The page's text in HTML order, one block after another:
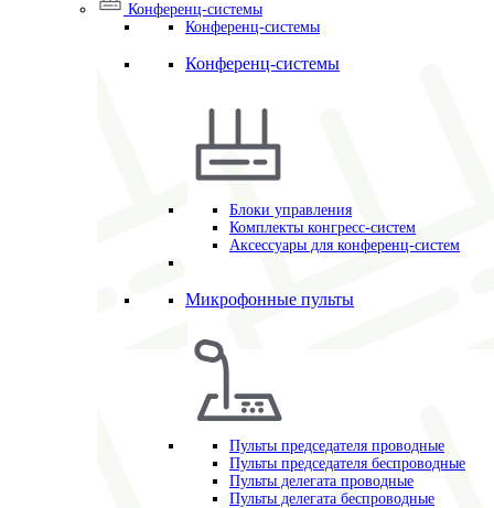
Конференц-системы
Конференц-системы
Конференц-системы
Блоки управления
Комплекты конгресс-систем
Аксессуары для конференц-систем
Микрофонные пульты
Пульты председателя проводные
Пульты председателя беспроводные
Пульты делегата проводные
Пульты делегата беспроводные